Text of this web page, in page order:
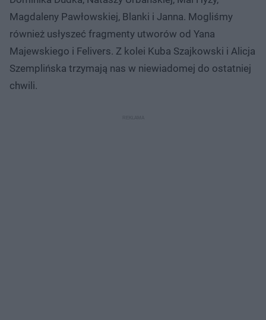
Magdaleny Pawłowskiej, Blanki i Janna. Mogliśmy
również usłyszeć fragmenty utworów od Yana
Majewskiego i Felivers. Z kolei Kuba Szajkowski i Alicja
Szemplińska trzymają nas w niewiadomej do ostatniej
chwili.